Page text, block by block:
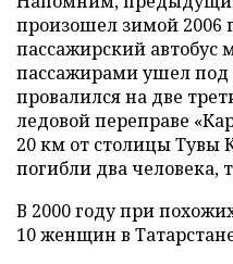
произошел зимой 2006
пассажирский автобус
пассажирами ушел под
провалился на две
ледовой переправе
20 км от столицы Тувы
погибли два человека,
В 2000 году при
10 женщин в